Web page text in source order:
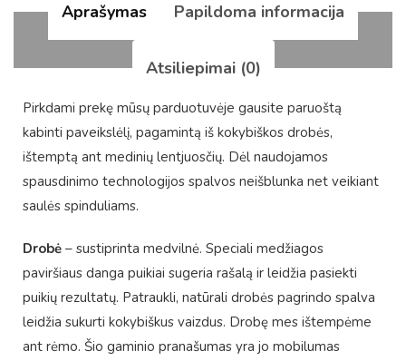
Aprašymas Papildoma informacija
Atsiliepimai (0)
Pirkdami prekę mūsų parduotuvėje gausite paruoštą
kabinti paveikslėlį, pagamintą iš kokybiškos drobės,
ištemptą ant medinių lentjuosčių. Dėl naudojamos
spausdinimo technologijos spalvos neišblunka net veikiant
saulės spinduliams.
Drobė – sustiprinta medvilnė. Speciali medžiagos
paviršiaus danga puikiai sugeria rašalą ir leidžia pasiekti
puikių rezultatų. Patraukli, natūrali drobės pagrindo spalva
leidžia sukurti kokybiškus vaizdus. Drobę mes ištempėme
ant rėmo. Šio gaminio pranašumas yra jo mobilumas